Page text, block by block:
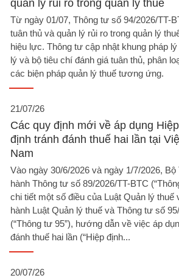
quản lý rủi ro trong quản lý thuế
Từ ngày 01/07, Thông tư số 94/2026/TT-
tuân thủ và quản lý rủi ro trong quản lý
hiệu lực. Thông tư cập nhật khung pháp
lý và bộ tiêu chí đánh giá tuân thủ, phân
các biện pháp quản lý thuế tương ứng.​
21/07/26
Các quy định mới về áp dụng Hiệp
định tránh đánh thuế hai lần tại
Nam
Vào ngày 30/6/2026 và ngày 1/7/2026,
hành Thông tư số 89/2026/TT-BTC
chi tiết một số điều của Luật Quản lý thuế
hành Luật Quản lý thuế và Thông tư số
(“Thông tư 95”), hướng dẫn về việc áp
đánh thuế hai lần (“Hiệp định...
20/07/26